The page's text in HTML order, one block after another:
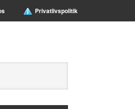
Privatlivspolitik